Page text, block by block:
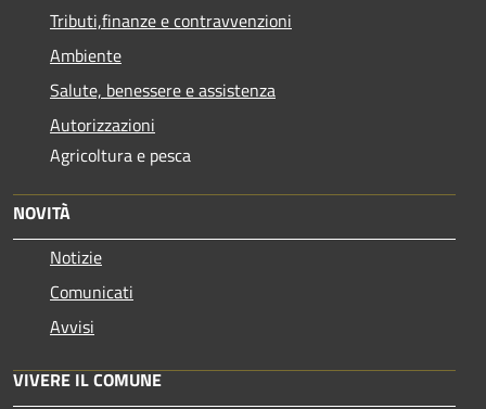
Tributi,finanze e contravvenzioni
Ambiente
Salute, benessere e assistenza
Autorizzazioni
Agricoltura e pesca
NOVITÀ
Notizie
Comunicati
Avvisi
VIVERE IL COMUNE